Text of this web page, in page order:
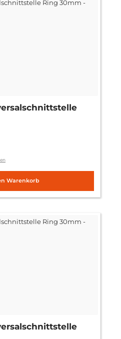
Warenkorb